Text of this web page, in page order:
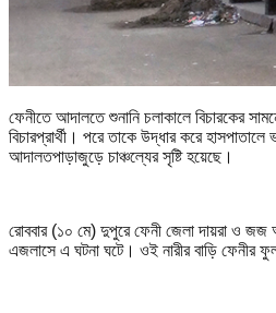
ফেনীতে আদালতে শুনানি চলাকালে বিচারকের
বিচারপ্রার্থী। পরে তাকে উদ্ধার করে
আদালতপাড়াজুড়ে চাঞ্চল্যের সৃষ্টি হয়েছে।
রোববার (১০ মে) দুপুরে ফেনী জেলা দায়রা ও
এজলাসে এ ঘটনা ঘটে। ওই নারীর বাড়ি ফেনীর